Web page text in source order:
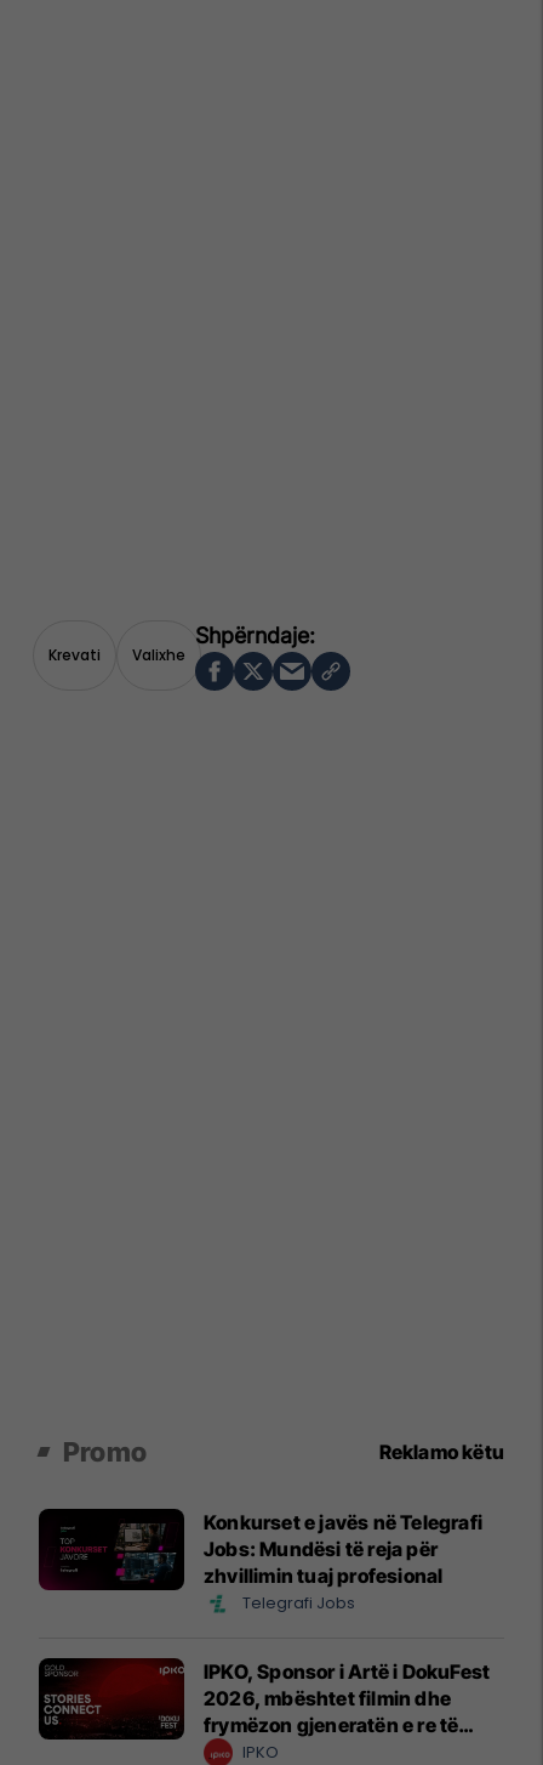
Krevati Valixhe
Promo Reklamo këtu
Konkurset e javës në Telegrafi
Jobs: Mundësi të reja për
zhvillimin tuaj profesional
Telegrafi Jobs
IPKO, Sponsor i Artë i DokuFest
2026, mbështet filmin dhe
frymëzon gjeneratën e re të
krijuesve
IPKO